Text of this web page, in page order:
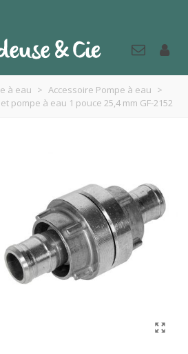
à eau > Accessoire Pompe à eau >
pompe à eau 1 pouce 25,4 mm GF-2152